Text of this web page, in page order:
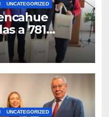
UNCATEGORIZED
a 781
recursos del
UNCATEGORIZED